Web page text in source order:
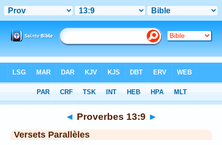
Chapitre 13 > Verset 9
◄ Proverbes 13:9 ►
Versets Parallèles